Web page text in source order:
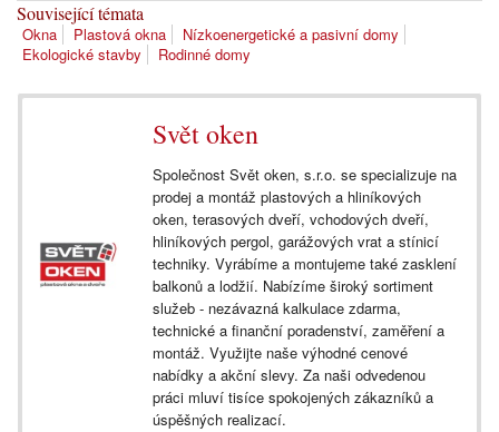
Související témata
Okna Plastová okna
Nízkoenergetické a pasivní domy
Ekologické stavby
Rodinné domy
Svět oken
Společnost Svět oken, s.r.o. se specializuje na
prodej a montáž plastových a hliníkových
oken, terasových dveří, vchodových dveří,
hliníkových pergol, garážových vrat a stínicí
techniky. Vyrábíme a montujeme také zasklení
balkonů a lodžií. Nabízíme široký sortiment
služeb - nezávazná kalkulace zdarma,
technické a finanční poradenství, zaměření a
montáž. Využijte naše výhodné cenové
nabídky a akční slevy. Za naši odvedenou
práci mluví tisíce spokojených zákazníků a
úspěšných realizací.